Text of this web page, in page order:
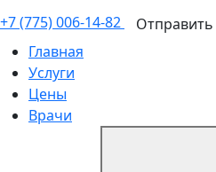
+7 (775) 006-14-82
Главная
Услуги
Цены
Врачи